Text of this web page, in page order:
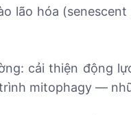
lão hóa
cải thiện động
mitophagy —